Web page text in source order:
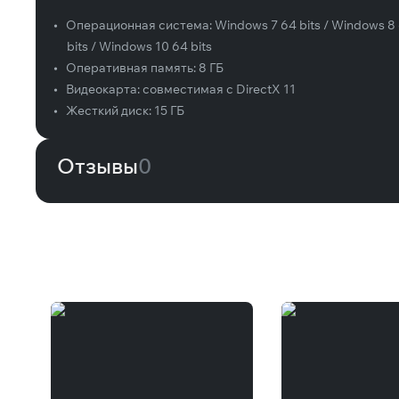
• Операционная система:Windows 7 64 bits / Windows 8
bits / Windows 10 64 bits
•
Оперативная память: 8 ГБ
•
Видеокарта:совместимая с DirectX 11
•
Жесткий диск: 15 ГБ
Отзывы0